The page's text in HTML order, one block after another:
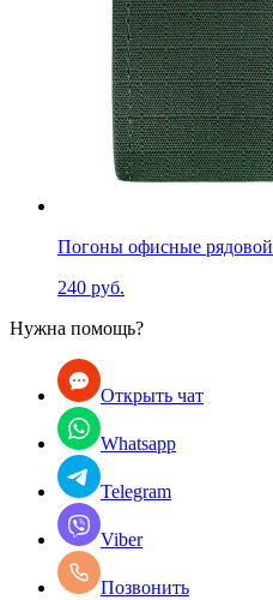
Погоны офисные рядовой
240 руб.
Нужна помощь?
Открыть чат
Whatsapp
Telegram
Viber
Позвонить